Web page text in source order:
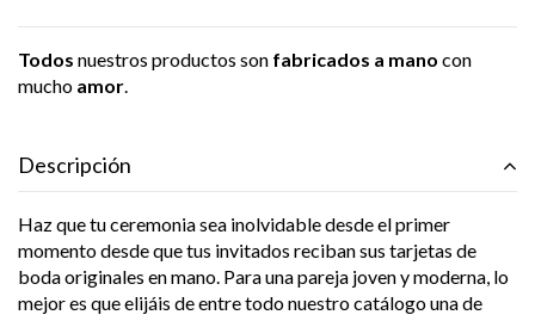
Todos nuestros productos son fabricados a mano con
mucho amor
Descripción
Haz que tu ceremonia sea inolvidable desde el primer
momento desde que tus invitados reciban sus tarjetas de
boda originales en mano. Para una pareja joven y moderna, lo
mejor es que elijáis de entre todo nuestro catálogo una de